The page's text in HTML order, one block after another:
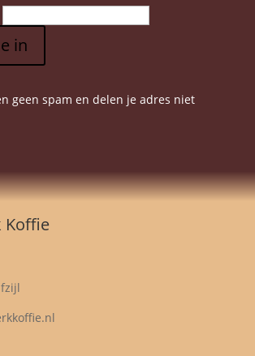
in
geen spam en delen je adres niet
Koffie